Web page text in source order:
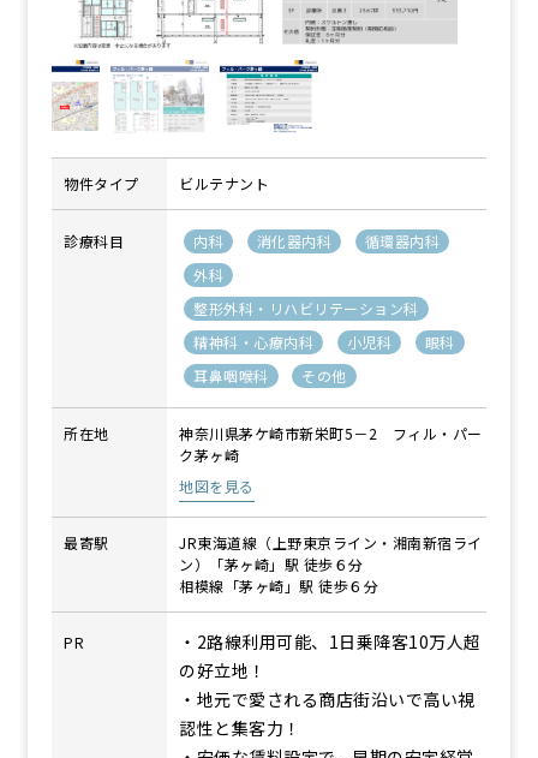
物件タイプ ビルテナント
診療科目 内科 消化器内科
循環器内科
外科
整形外科・リハビリテーション科
精神科・心療内科
小児科
眼科
耳鼻咽喉科
その他
所在地
神奈川県茅ケ崎市新栄町5－2 フィル・パー
ク茅ヶ崎
地図を見る
最寄駅
JR東海道線（上野東京ライン・湘南新宿ライ
ン）「茅ヶ崎」駅 徒歩６分
相模線「茅ヶ崎」駅 徒歩６分
PR
・2路線利用可能、1日乗降客10万人超
の好立地！
・地元で愛される商店街沿いで高い視
認性と集客力！